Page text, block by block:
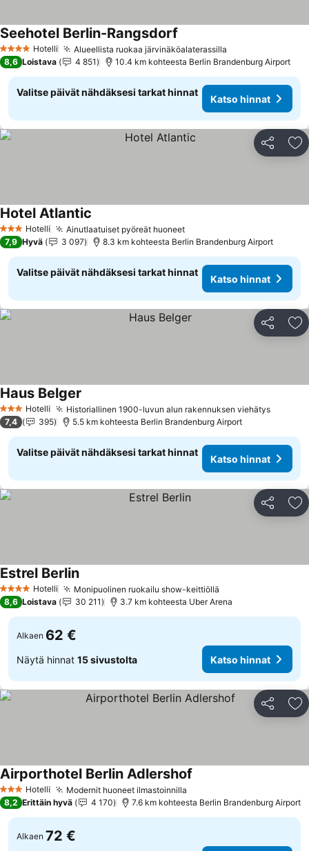
4 Tähtiluokitus
Hotelli Alueellista ruokaa järvinäköalaterassilla
Seehotel Berlin-Rangsdorf
8,6 Loistava 4 851 10.4 km kohteesta Berlin Brandenburg Airport
Valitse päivät nähdäksesi tarkat hinnat
Katso hinnat
Jaa
3 Tähtiluokitus
Hotelli Ainutlaatuiset pyöreät huoneetKatso hinnat
Hotel Atlantic
7,9 Hyvä 3 097 8.3 km kohteesta Berlin Brandenburg Airport
Valitse päivät nähdäksesi tarkat hinnat
Katso hinnat
Jaa
3 Tähtiluokitus
Hotelli Historiallinen 1900-luvun alun rakennuksen viehätysKatso
Haus Belger
7,4 395 5.5 km kohteesta Berlin Brandenburg Airport
Valitse päivät nähdäksesi tarkat hinnat
Katso hinnat
Jaa
4 Tähtiluokitus
Hotelli Monipuolinen ruokailu show-keittiöllä
Estrel BerlinKatso hinnat
8,6 Loistava 30 211 3.7 km kohteesta Uber Arena
Alkaen 62 €
Näytä hinnat 15 sivustolta Katso hinnat
Jaa
3 Tähtiluokitus
Hotelli Modernit huoneet ilmastoinnilla
Airporthotel Berlin Adlershof
8,2 Erittäin hyvä 4 170 7.6 km kohteesta Berlin Brandenburg Airport
Alkaen 72 €